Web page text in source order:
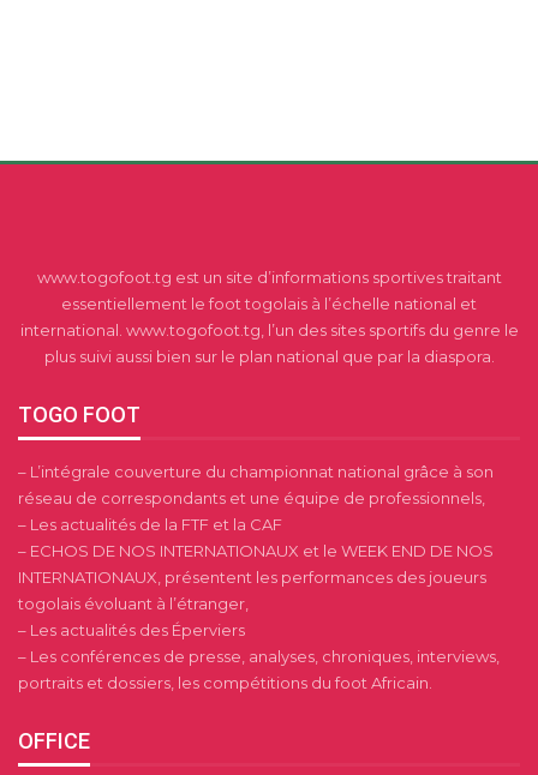
www.togofoot.tg est un site d’informations sportives traitant
essentiellement le foot togolais à l’échelle national et
international. www.togofoot.tg, l’un des sites sportifs du genre le
plus suivi aussi bien sur le plan national que par la diaspora.
TOGO FOOT
– L’intégrale couverture du championnat national grâce à son
réseau de correspondants et une équipe de professionnels,
– Les actualités de la FTF et la CAF
– ECHOS DE NOS INTERNATIONAUX et le WEEK END DE NOS
INTERNATIONAUX, présentent les performances des joueurs
togolais évoluant à l’étranger,
– Les actualités des Éperviers
– Les conférences de presse, analyses, chroniques, interviews,
portraits et dossiers, les compétitions du foot Africain.
OFFICE